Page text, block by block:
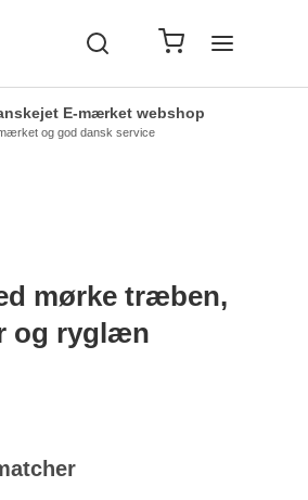
E-mærket webshop
og god dansk service
mørke træben,
og ryglæn